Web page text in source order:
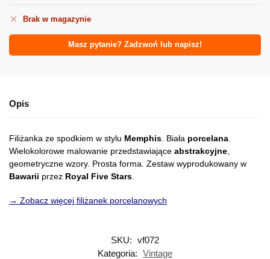
Brak w magazynie
Masz pytanie? Zadzwoń lub napisz!
Opis
Filiżanka ze spodkiem w stylu Memphis . Biała porcelana
Wielokolorowe malowanie przedstawiające abstrakcyjne
geometryczne wzory. Prosta forma. Zestaw wyprodukowany w
Bawarii przez Royal Five Stars
→ Zobacz więcej filiżanek porcelanowych
SKU: vf072
Kategoria: Vintage